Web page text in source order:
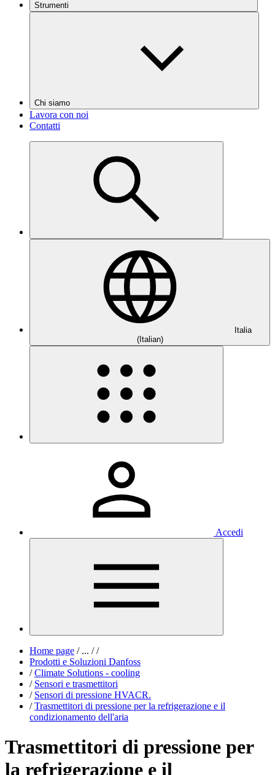
Strumenti
Chi siamo
Lavora con noi
Contatti
Italia
(Italian)
Accedi
Home page /... / /
Prodotti e Soluzioni Danfoss
/ Climate Solutions - cooling
/ Sensori e trasmettitori
/ Sensori di pressione HVACR.
/ Trasmettitori di pressione per la refrigerazione e il
condizionamento dell'aria
Trasmettitori di pressione per
la refrigerazione e il